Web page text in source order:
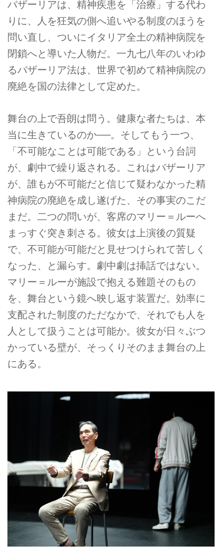
バザーリアは、精神疾患を「治療」する代わ
りに、人を狂気の側へ追いやる制度のほうを
問い直し、ついにイタリア全土の精神病院を
閉鎖へと導いた人物だ。一九七八年のいわゆ
るバザーリア法は、世界で初めて精神病院の
廃絶を国の法律として定めた。
舞台の上で吾朗は問う。健康な者たちは、本
当に生きているのか──。そしてもう一つ、
「不可能なことは可能である」という台詞
が、劇中で繰り返される。これはバザーリア
が、誰もが不可能だと信じて疑わなかった精
神病院の廃絶を成し遂げた、その事実のこだ
まだ。二つの問いが、客席のマリー＝ルーへ
まっすぐ突き刺さる。彼女は上演後の質疑
で、不可能が可能だと見せつけられて苦しく
なった、と漏らす。劇中劇は挿話ではない。
マリー＝ルーが施設で抱える難題そのもの
を、舞台という鏡へ映し返す装置だ。効率に
支配された制度のただなかで、それでも人を
人として扱うことは可能か。彼女が日々ぶつ
かっている壁が、そっくりそのまま舞台の上
にある。